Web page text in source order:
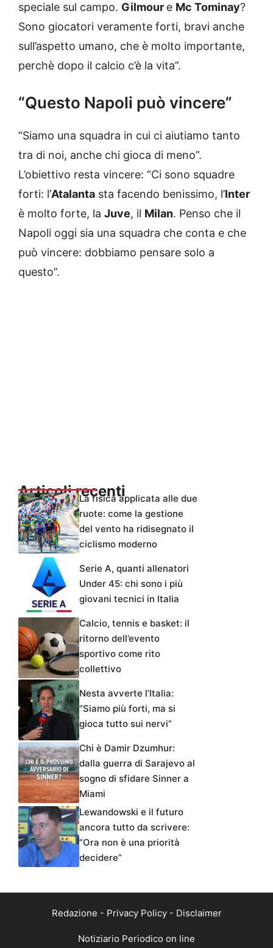
speciale sul campo. Gilmour e Mc Tominay?
Sono giocatori veramente forti, bravi anche
sull’aspetto umano, che è molto importante,
perchè dopo il calcio c’è la vita”.
“Questo Napoli può vincere”
“Siamo una squadra in cui ci aiutiamo tanto
tra di noi, anche chi gioca di meno”.
L’obiettivo resta vincere: “Ci sono squadre
forti: l’Atalanta sta facendo benissimo, l’Inter
è molto forte, la Juve, il Milan. Penso che il
Napoli oggi sia una squadra che conta e che
può vincere: dobbiamo pensare solo a
questo”.
Articoli recentiLa fisica applicata alle due
ruote: come la gestione
del vento ha ridisegnato il
ciclismo moderno
Serie A, quanti allenatori
Under 45: chi sono i più
giovani tecnici in Italia
Calcio, tennis e basket: il
ritorno dell’evento
sportivo come rito
collettivo
Nesta avverte l’Italia:
“Siamo più forti, ma si
gioca tutto sui nervi”
Chi è Damir Dzumhur:
dalla guerra di Sarajevo al
sogno di sfidare Sinner a
Miami
Lewandowski e il futuro
ancora tutto da scrivere:
“Ora non è una priorità
decidere”
Redazione - Privacy Policy- Disclaimer
Notiziario Periodico on line